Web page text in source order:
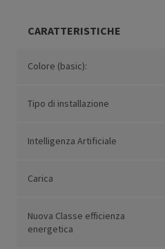
CARATTERISTICHE
Colore (basic):
Tipo di installazione
Intelligenza Artificiale
Carica
Nuova Classe efficienza
energetica